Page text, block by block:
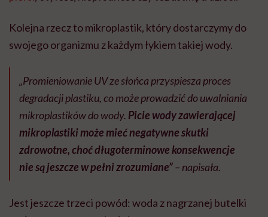
Kolejna rzecz to mikroplastik, który dostarczymy do
swojego organizmu z każdym łykiem takiej wody.
„Promieniowanie UV ze słońca przyspiesza proces
degradacji plastiku, co może prowadzić do uwalniania
mikroplastików do wody. Picie wody zawierającej
mikroplastiki może mieć negatywne skutki
zdrowotne, choć długoterminowe konsekwencje
nie są jeszcze w pełni zrozumiane”– napisała.
Jest jeszcze trzeci powód: woda z nagrzanej butelki